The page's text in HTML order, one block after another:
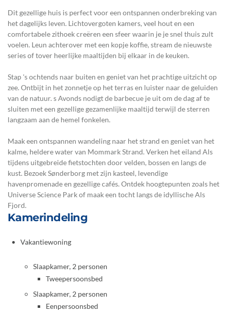
Dit gezellige huis is perfect voor een ontspannen onderbreking van
het dagelijks leven. Lichtovergoten kamers, veel hout en een
comfortabele zithoek creëren een sfeer waarin je je snel thuis zult
voelen. Leun achterover met een kopje koffie, stream de nieuwste
series of tover heerlijke maaltijden bij elkaar in de keuken.
Stap 's ochtends naar buiten en geniet van het prachtige uitzicht op
zee. Ontbijt in het zonnetje op het terras en luister naar de geluiden
van de natuur. s Avonds nodigt de barbecue je uit om de dag af te
sluiten met een gezellige gezamenlijke maaltijd terwijl de sterren
langzaam aan de hemel fonkelen.
Maak een ontspannen wandeling naar het strand en geniet van het
kalme, heldere water van Mommark Strand. Verken het eiland Als
tijdens uitgebreide fietstochten door velden, bossen en langs de
kust. Bezoek Sønderborg met zijn kasteel, levendige
havenpromenade en gezellige cafés. Ontdek hoogtepunten zoals het
Universe Science Park of maak een tocht langs de idyllische Als
Fjord.
Kamerindeling
Vakantiewoning
Slaapkamer, 2 personen
Tweepersoonsbed
Slaapkamer, 2 personen
Eenpersoonsbed